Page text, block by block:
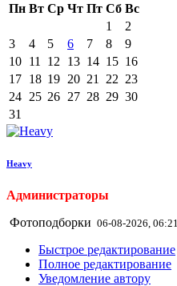
Пн Вт Ср Чт Пт Сб Вс
1
2
3
4 5 6 7 8
9
10 11 12 13 14 15 16
17 18 19 20 21 22 23
24 25 26 27 28 29 30
31
Heavy
Администраторы
Фотоподборки 06-08-2026, 06:21
Быстрое редактирование
Полное редактирование
Уведомление автору